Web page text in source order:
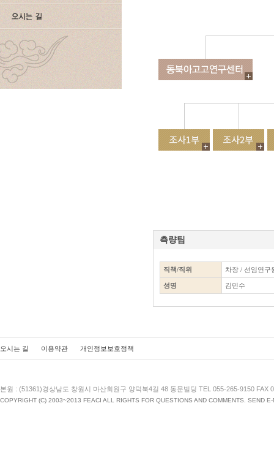
측량팀
직책/직위 차장 / 선임연구
성명 김민수
오시는 길 이용약관 개인정보보호정책
본원 : (51361)경상남도 창원시 마산회원구 양덕북4길 48 동문빌딩 TEL 055-265-9150 FAX
COPYRIGHT (C) 2003~2013 FEACI ALL RIGHTS FOR QUESTIONS AND COMMENTS. SEND